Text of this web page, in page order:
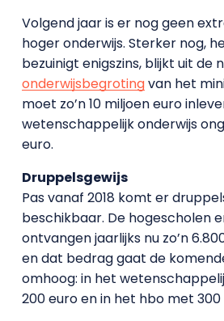
Volgend jaar is er nog geen
hoger onderwijs. Sterker nog,
bezuinigt enigszins, blijkt uit de
onderwijsbegrotingvan het
moet zo’n 10 miljoen euro
wetenschappelijk onderwijs
euro.
Druppelsgewijs
Pas vanaf 2018 komt er
beschikbaar. De hogescholen
ontvangen jaarlijks nu zo’n
en dat bedrag gaat de
omhoog: in het
200 euro en in het hbo met 300